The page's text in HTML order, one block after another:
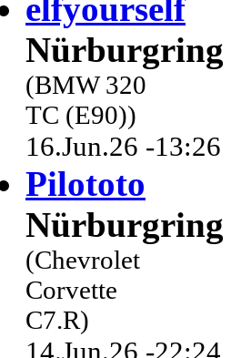
elfyourself
Nürburgring
(BMW 320
TC (E90))
16.Jun.26 -13:26
Pilototo
Nürburgring
(Chevrolet
Corvette
C7.R)
14.Jun.26 -22:24